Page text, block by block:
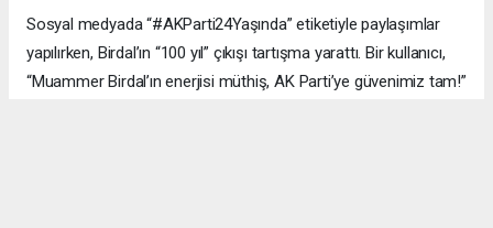
Sosyal medyada “#AKParti24Yaşında” etiketiyle paylaşımlar
yapılırken, Birdal’ın “100 yıl” çıkışı tartışma yarattı. Bir kullanıcı,
“Muammer Birdal’ın enerjisi müthiş, AK Parti’ye güvenimiz tam!”